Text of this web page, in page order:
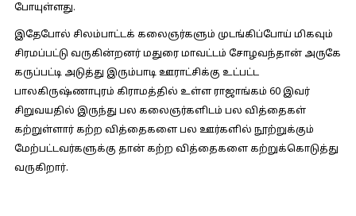
போயுள்ளது.
இதேபோல் சிலம்பாட்டக் கலைஞர்களும் முடங்கிப்போய் மிகவும்
சிரமப்பட்டு வருகின்றனர் மதுரை மாவட்டம் சோழவந்தான் அருகே
கருப்பட்டி அடுத்து இரும்பாடி ஊராட்சிக்கு உட்பட்ட
பாலகிருஷ்ணாபுரம் கிராமத்தில் உள்ள ராஜாங்கம் 60 இவர்
சிறுவயதில் இருந்து பல கலைஞர்களிடம் பல வித்தைகள்
கற்றுள்ளார் கற்ற வித்தைகளை பல ஊர்களில் நூற்றுக்கும்
மேற்பட்டவர்களுக்கு தான் கற்ற வித்தைகளை கற்றுக்கொடுத்து
வருகிறார்.